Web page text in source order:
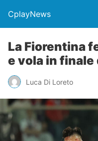
CplayNews
La Fiorentina
e vola in finale
Luca Di Loreto